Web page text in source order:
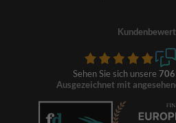
Sehen Sie sich unsere
Ausgezeichnet mit